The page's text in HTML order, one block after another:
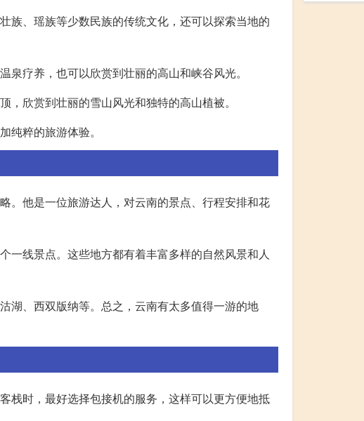
族、瑶族等少数民族的传统文化，还可以探索当地的
疗养，也可以欣赏到壮丽的高山和峡谷风光。
欣赏到壮丽的雪山风光和独特的高山植被。
纯粹的旅游体验。
。他是一位旅游达人，对云南的景点、行程安排和花
一线景点。这些地方都有着丰富多样的自然风景和人
湖、西双版纳等。总之，云南有太多值得一游的地
栈时，最好选择包接机的服务，这样可以更方便地抵